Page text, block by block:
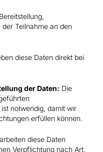
Bereitstellung,
Teilnahme an den
diese Daten direkt bei
der Daten: Die
notwendig, damit wir
erfüllen können.
diese Daten
Verpflichtung nach Art.